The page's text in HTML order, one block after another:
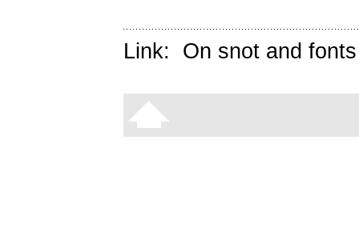
Link: On snot and fonts